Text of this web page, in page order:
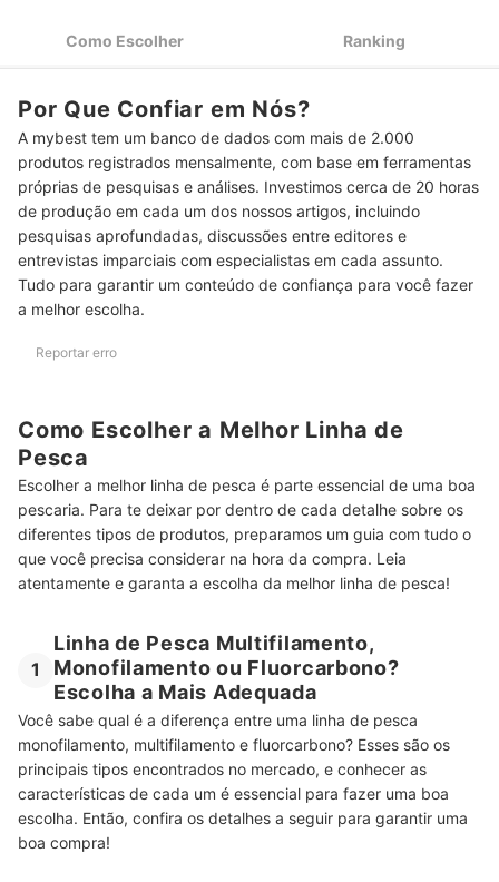
4
Para Pesca Recreativa, Opte por Linhas de Pesca
Monofilamento com Carretel de 500 m
Top 10 Melhores Linhas de Pesca
Perguntas Frequentes sobre Linhas de Pesca
Qual Linha de Pesca Aguenta 100 kg?
Qual Linha de Pesca É Boa e Barata?
Quantos kg uma Linha 0.30 Aguenta?
Como Escolher Ranking
Por Que Confiar em Nós?
A mybest tem um banco de dados com mais de 2.000
produtos registrados mensalmente, com base em ferramentas
próprias de pesquisas e análises. Investimos cerca de 20 horas
de produção em cada um dos nossos artigos, incluindo
pesquisas aprofundadas, discussões entre editores e
entrevistas imparciais com especialistas em cada assunto.
Tudo para garantir um conteúdo de confiança para você fazer
a melhor escolha.
Reportar erro
Como Escolher a Melhor Linha de
Pesca
Escolher a melhor linha de pesca é parte essencial de uma boa
pescaria. Para te deixar por dentro de cada detalhe sobre os
diferentes tipos de produtos, preparamos um guia com tudo o
que você precisa considerar na hora da compra. Leia
atentamente e garanta a escolha da melhor linha de pesca!
1
Linha de Pesca Multifilamento,
Monofilamento ou Fluorcarbono?
Escolha a Mais Adequada
Você sabe qual é a diferença entre uma linha de pesca
monofilamento, multifilamento e fluorcarbono? Esses são os
principais tipos encontrados no mercado, e conhecer as
características de cada um é essencial para fazer uma boa
escolha. Então, confira os detalhes a seguir para garantir uma
boa compra!